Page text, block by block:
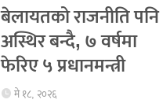
बेलायतको राजनीति पनि
अस्थिर बन्दै, ७ वर्षमा
फेरिए ५ प्रधानमन्त्री
मे १८, २०२६